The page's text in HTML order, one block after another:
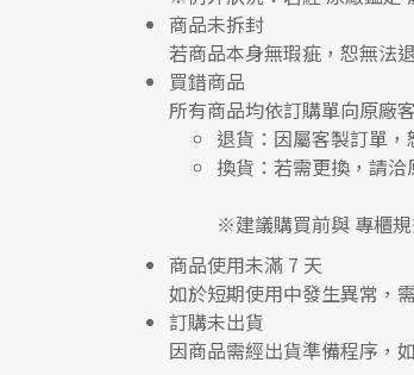
商品未拆封
若商品本身無瑕疵，恕無法
買錯商品
所有商品均依訂購單向原廠
退貨 ：因屬客製訂單
換貨 ：若需更換，請
※建議購買前與 專櫃
商品使用未滿 7 天
如於短期使用中發生異常，
訂購未出貨
因商品需經出貨準備程序，